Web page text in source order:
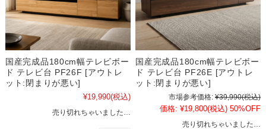
国産完成品180cm幅テレビボー
ド テレビ台 PF26F [アウトレ
ット:閉まりが悪い]
¥19,990(税込)
売り切れちゃいました…
国産完成品180cm幅テレビボー
ド テレビ台 PF26E [アウトレ
ット:閉まりが悪い]
市場参考価格: ¥39,990(税込)
価格: ¥19,800(税込) 50%OFF
売り切れちゃいました…